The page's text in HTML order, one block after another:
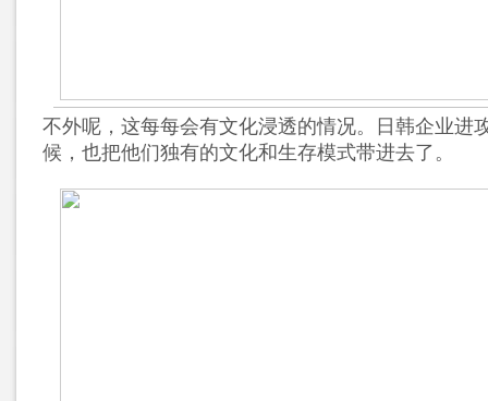
不外呢，这每每会有文化浸透的情况。日韩企业进
候，也把他们独有的文化和生存模式带进去了。